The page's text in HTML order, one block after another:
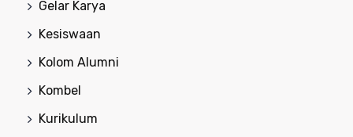
Gelar Karya
Kesiswaan
Kolom Alumni
Kombel
Kurikulum